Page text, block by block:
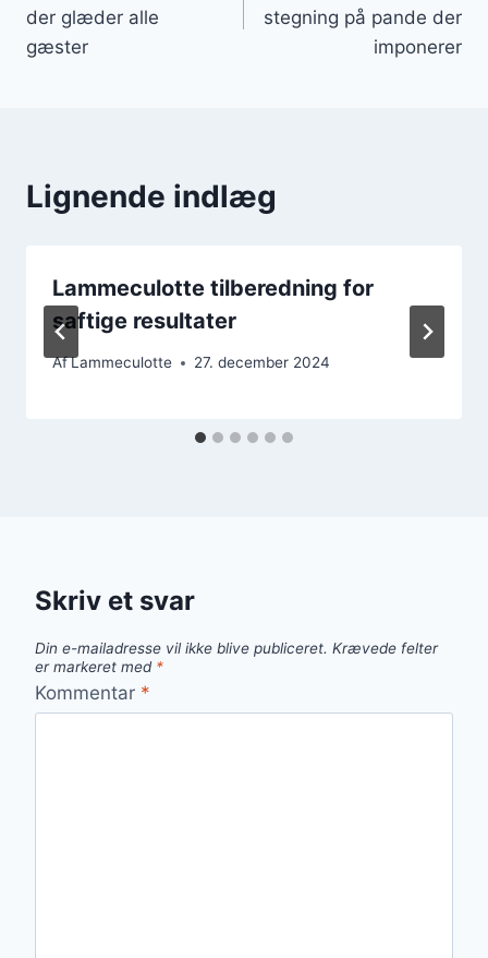
der glæder alle
gæster
stegning på pande der
imponerer
Lignende indlæg
Lammeculotte tilberedning for
saftige resultater
AfLammeculotte 27. december 2024
Skriv et svar
Din e-mailadresse vil ikke blive publiceret. Krævede felter
er markeret med *
Kommentar *